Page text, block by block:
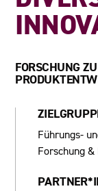
FORSCHUNG
Führungs-
Forschung